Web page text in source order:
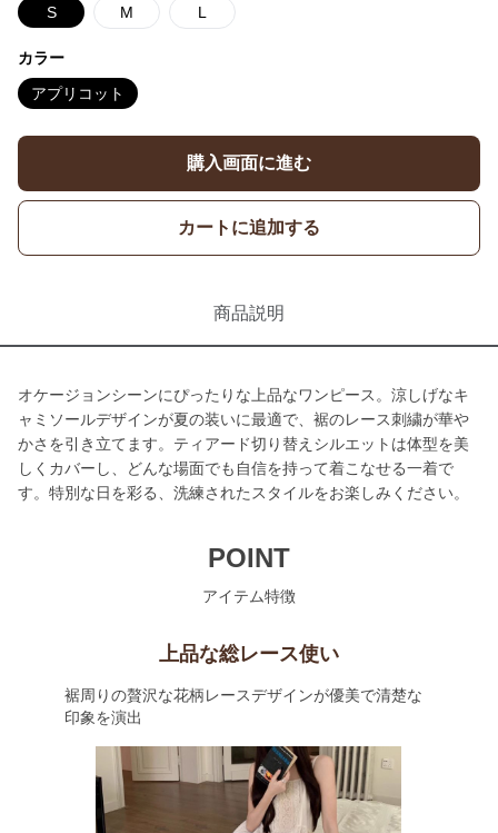
S M L
カラー
アプリコット
購入画面に進む
カートに追加する
商品説明
オケージョンシーンにぴったりな上品なワンピース。涼しげなキ
ャミソールデザインが夏の装いに最適で、裾のレース刺繍が華や
かさを引き立てます。ティアード切り替えシルエットは体型を美
しくカバーし、どんな場面でも自信を持って着こなせる一着で
す。特別な日を彩る、洗練されたスタイルをお楽しみください。
POINT
アイテム特徴
上品な総レース使い
裾周りの贅沢な花柄レースデザインが優美で清楚な
印象を演出